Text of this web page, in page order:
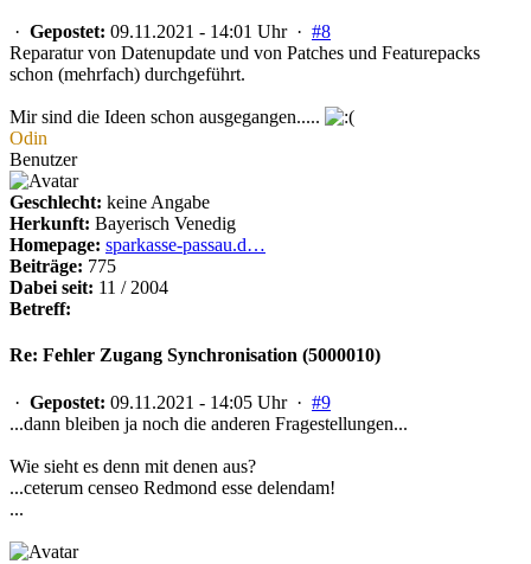
· Gepostet: 09.11.2021 - 14:01 Uhr · #8
Reparatur von Datenupdate und von Patches und Featurepacks
schon (mehrfach) durchgeführt.
Mir sind die Ideen schon ausgegangen.....
Odin
Benutzer
Geschlecht: keine Angabe
Herkunft: Bayerisch Venedig
Homepage: sparkasse-passau.d…
Beiträge: 775
Dabei seit: 11 / 2004
Betreff:
Re: Fehler Zugang Synchronisation (5000010)
· Gepostet: 09.11.2021 - 14:05 Uhr · #9
...dann bleiben ja noch die anderen Fragestellungen...
Wie sieht es denn mit denen aus?
...ceterum censeo Redmond esse delendam!
...